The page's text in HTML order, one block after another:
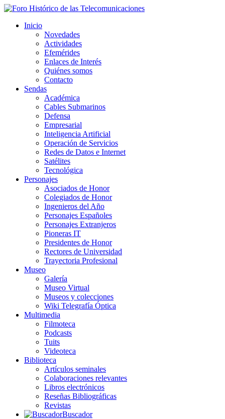
Inicio
Novedades
Actividades
Efemérides
Enlaces de Interés
Quiénes somos
Contacto
Sendas
Académica
Cables Submarinos
Defensa
Empresarial
Inteligencia Artificial
Operación de Servicios
Redes de Datos e Internet
Satélites
Tecnológica
Personajes
Asociados de Honor
Colegiados de Honor
Ingenieros del Año
Personajes Españoles
Personajes Extranjeros
Pioneras IT
Presidentes de Honor
Rectores de Universidad
Trayectoria Profesional
Museo
Galería
Museo Virtual
Museos y colecciones
Wiki Telegrafía Óptica
Multimedia
Filmoteca
Podcasts
Tuits
Videoteca
Biblioteca
Artículos seminales
Colaboraciones relevantes
Libros electrónicos
Reseñas Bibliográficas
Revistas
Buscador